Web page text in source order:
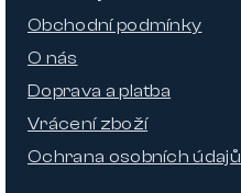
Obchodní podmínky
O nás
Doprava a platba
Vrácení zboží
Ochrana osobních údajů